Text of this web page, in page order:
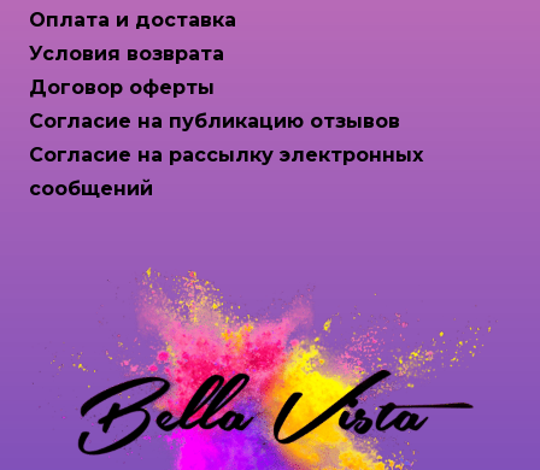
Оплата и доставка
Условия возврата
Договор оферты
Согласие на публикацию отзывов
Согласие на рассылку электронных
сообщений